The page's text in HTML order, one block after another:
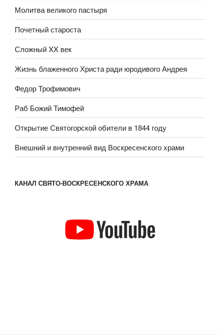
Молитва великого пастыря
Почетный староста
Сложный XX век
Жизнь блаженного Христа ради юродивого Андрея
Федор Трофимович
Раб Божий Тимофей
Открытие Святогорской обители в 1844 году
Внешний и внутренний вид Воскресенского храми
КАНАЛ СВЯТО-ВОСКРЕСЕНСКОГО ХРАМА